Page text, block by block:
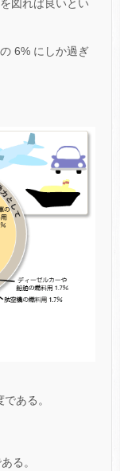
図れば良いとい
6% にしか過ぎ
ある。
る。